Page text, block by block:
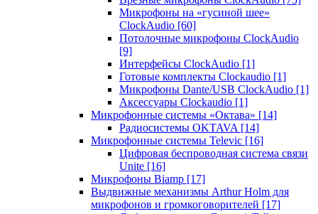
Микрофоны на «гусиной шее»
ClockAudio [60]
Потолочные микрофоны ClockAudio
[9]
Интерфейсы ClockAudio [1]
Готовые комплекты Clockaudio [1]
Микрофоны Dante/USB ClockAudio [1]
Аксессуары Clockaudio [1]
Микрофонные системы «Октава» [14]
Радиосистемы OKTAVA [14]
Микрофонные системы Televic [16]
Цифровая беспроводная система связи
Unite [16]
Микрофоны Biamp [17]
Выдвижные механизмы Arthur Holm для
микрофонов и громкоговорителей [17]